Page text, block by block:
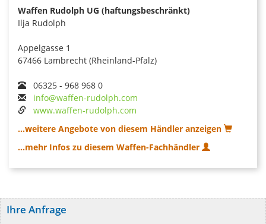
Waffen Rudolph UG (haftungsbeschränkt)
Ilja Rudolph
Appelgasse 1
67466 Lambrecht (Rheinland-Pfalz)
06325 - 968 968 0
info@waffen-rudolph.com
www.waffen-rudolph.com
...weitere Angebote von diesem Händler anzeigen
...mehr Infos zu diesem Waffen-Fachhändler
Ihre Anfrage